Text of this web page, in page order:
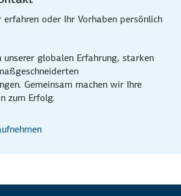
erfahren oder Ihr Vorhaben persönlich
unserer globalen Erfahrung, starken
Gemeinsam machen wir Ihre
zum Erfolg.